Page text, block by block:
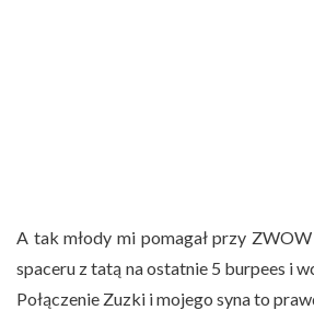
A tak młody mi pomagał przy
spaceru z tatą na ostatnie 5 burpees i
Połączenie Zuzki i mojego syna to